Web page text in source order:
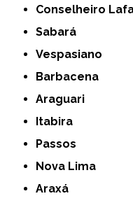
Conselheiro
Sabará
Vespasiano
Barbacena
Araguari
Itabira
Passos
Nova Lima
Araxá